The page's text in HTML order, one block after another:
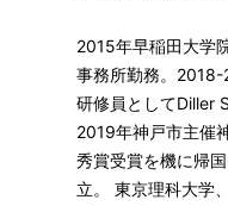
2015年早稲田大学
事務所勤務。
研修員としてDiller
2019年神戸市主催
秀賞受賞を機に帰
立。 東京理科大学